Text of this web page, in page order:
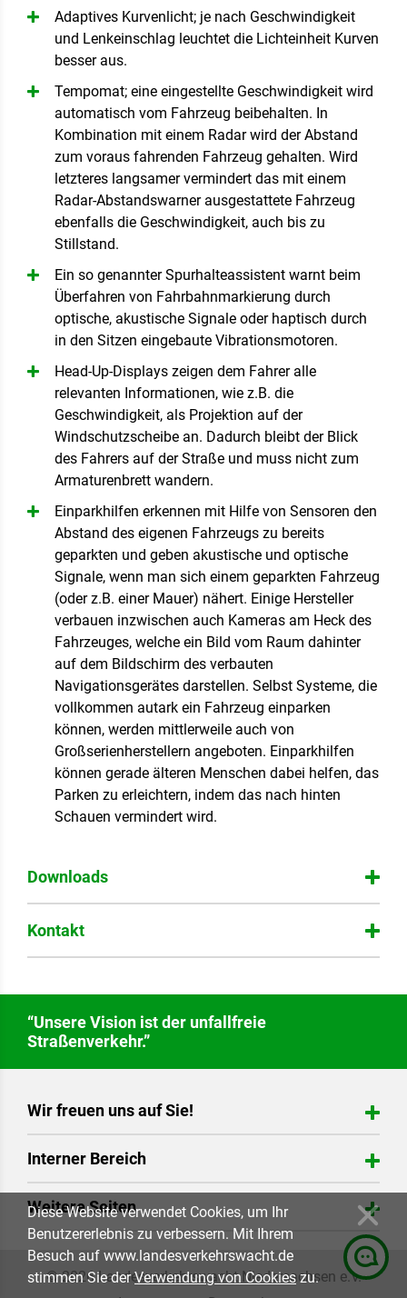
Adaptives Kurvenlicht; je nach Geschwindigkeit
und Lenkeinschlag leuchtet die Lichteinheit Kurven
besser aus.
Tempomat; eine eingestellte Geschwindigkeit wird
automatisch vom Fahrzeug beibehalten. In
Kombination mit einem Radar wird der Abstand
zum voraus fahrenden Fahrzeug gehalten. Wird
letzteres langsamer vermindert das mit einem
Radar-Abstandswarner ausgestattete Fahrzeug
ebenfalls die Geschwindigkeit, auch bis zu
Stillstand.
Ein so genannter Spurhalteassistent warnt beim
Überfahren von Fahrbahnmarkierung durch
optische, akustische Signale oder haptisch durch
in den Sitzen eingebaute Vibrationsmotoren.
Head-Up-Displays zeigen dem Fahrer alle
relevanten Informationen, wie z.B. die
Geschwindigkeit, als Projektion auf der
Windschutzscheibe an. Dadurch bleibt der Blick
des Fahrers auf der Straße und muss nicht zum
Armaturenbrett wandern.
Einparkhilfen erkennen mit Hilfe von Sensoren den
Abstand des eigenen Fahrzeugs zu bereits
geparkten und geben akustische und optische
Signale, wenn man sich einem geparkten Fahrzeug
(oder z.B. einer Mauer) nähert. Einige Hersteller
verbauen inzwischen auch Kameras am Heck des
Fahrzeuges, welche ein Bild vom Raum dahinter
auf dem Bildschirm des verbauten
Navigationsgerätes darstellen. Selbst Systeme, die
vollkommen autark ein Fahrzeug einparken
können, werden mittlerweile auch von
Großserienherstellern angeboten. Einparkhilfen
können gerade älteren Menschen dabei helfen, das
Parken zu erleichtern, indem das nach hinten
Schauen vermindert wird.
Downloads
Kontakt
Tel.: 051135772680
Fax: 051135772699
“Unsere Vision ist der unfallfreie
Straßenverkehr.”
Wir freuen uns auf Sie!
Arndtstraße 20
30167 Hannover
Tel.: 0511-35 77 26 80
Fax: 0511-35 77 26 82
info@landesverkehrswacht.de
Kontakt aufnehmen
Interner Bereich
Login
FacebookYoutube
Weitere Seiten
EUVA / Euregio Verkehrsakademie
Verkehrswachtstiftung
© 2026 Landesverkehrswacht Niedersachsen e.V.
Diese Website verwendet Cookies, um Ihr
Benutzererlebnis zu verbessern. Mit Ihrem
Besuch auf www.landesverkehrswacht.de
stimmen Sie derVerwendung von Cookieszu.